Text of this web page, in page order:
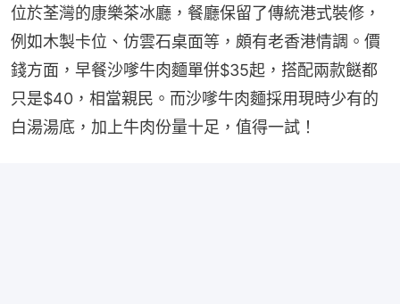
位於荃灣的康樂茶冰廳，餐廳保留了傳統港式裝修，
例如木製卡位、仿雲石桌面等，頗有老香港情調。價
錢方面，早餐沙嗲牛肉麵單併$35起，搭配兩款餸都
只是$40，相當親民。而沙嗲牛肉麵採用現時少有的
白湯湯底，加上牛肉份量十足，值得一試！